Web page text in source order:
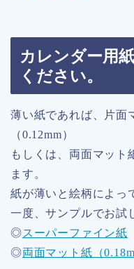
カレンダー用
ください。
薄い紙であれば、片面
（0.12mm）
もしくは、両面マット
ます。
紙が薄いと絵柄によっ
一度、サンプルでお試
◎スーパーファイン紙
◎両面マット紙（